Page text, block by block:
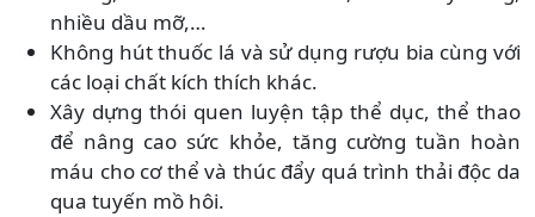
nhiều dầu mỡ,…
Không hút thuốc lá và sử dụng rượu bia cùng với
các loại chất kích thích khác.
Xây dựng thói quen luyện tập thể dục, thể thao
để nâng cao sức khỏe, tăng cường tuần hoàn
máu cho cơ thể và thúc đẩy quá trình thải độc da
qua tuyến mồ hôi.